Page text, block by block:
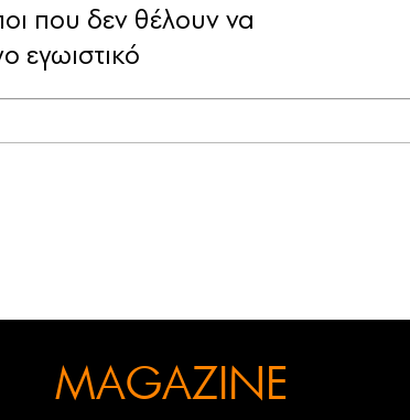
που δεν θέλουν να
εγωιστικό
MAGAZINE